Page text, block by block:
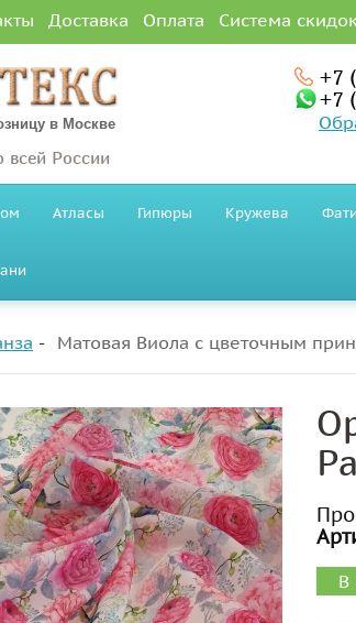
Доставка Оплата Система
в Москве
всей России
+7
+7
Атласы Гипюры Кружева
Матовая Виола с цветочным
В